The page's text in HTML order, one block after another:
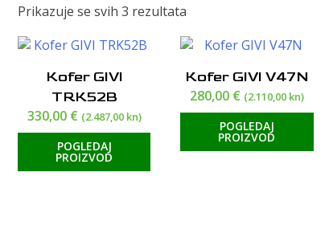
Prikazuje se svih 3 rezultata
cijeni:
visoke
do
niske
Kofer GIVI
TRK52B
330,00 € (2.487,00 kn)
POGLEDAJ
PROIZVOD
Kofer GIVI V47N
280,00 € (2.110,00 kn)
POGLEDAJ
PROIZVOD